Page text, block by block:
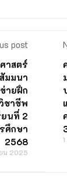
post
าสตร์
มมนา
ายฝึก
ชาชีพ
ยนที่ 2
ศึกษา
2568
น 2025